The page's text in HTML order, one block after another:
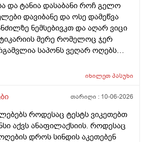
და ტანია დასაბანი როჩ გელო
დავიბანე და ოსე დამეწვა
ნემსებივკთ და აღარ ვიცი
მერე რომელოც ჯერ
საპონს ვეღარ ოღებს
როთ დავიბანო.დავიღალე
ყან საშინლად გამოშრა ხელები
იხილეთპასუხი
თარიღი : 10-06-2026
როდესაც ტესტს ვიკეთებთ
აქვს ანაფილაქსიის. როდესაც
დროს სინდის აკეთებენ